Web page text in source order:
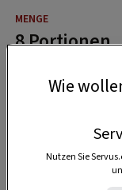
8 Portionen
Wie
Nutzen Sie